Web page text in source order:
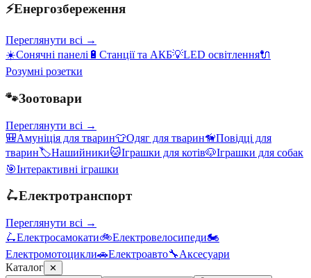
⚡Енергозбереження
Переглянути всі →
☀️Сонячні панелі 🔋 Станції та АКБ💡LED освітлення🔌
Розумні розетки
🐾Зоотовари
Переглянути всі →
🎒Амуніція для тварин👕Одяг для тварин🦮Повідці для
тварин🏷️Нашийники🐱Іграшки для котів🐶Іграшки для собак
🎯Інтерактивні іграшки
🛴Електротранспорт
Переглянути всі →
🛴Електросамокати🚲Електровелосипеди🏍️
Електромотоцикли🚗Електроавто🔧Аксесуари
Каталог ✕